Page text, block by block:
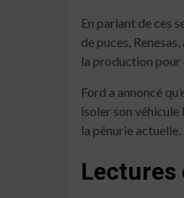
En parlant de ces
de puces,
la production pour
Ford a annoncé
isoler son véhicule
la pénurie actuelle.